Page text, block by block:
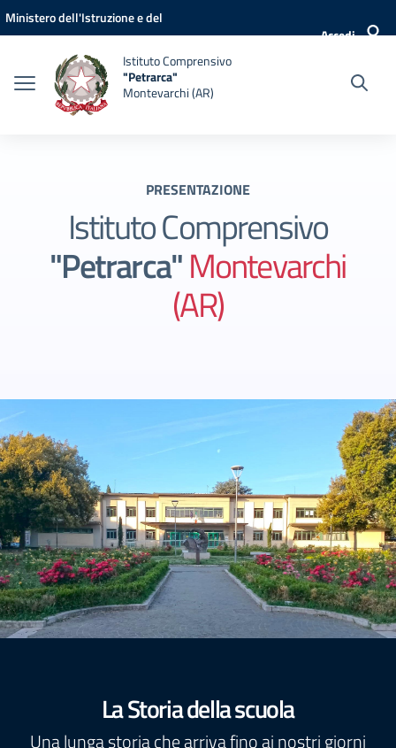
Vai ai contenuti
Vai al menu di navigazione
Vai al footer
Ministero dell'Istruzione e del
Accedi
Istituto Comprensivo
"Petrarca"
Montevarchi (AR)
PRESENTAZIONE
Istituto Comprensivo
"Petrarca"Montevarchi
(AR)
La Storia della scuola
Una lunga storia che arriva fino ai nostri giorni